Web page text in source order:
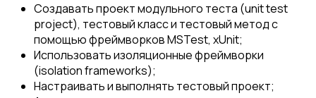
Создавать проект модульного теста (unit test
project), тестовый класс и тестовый метод с
помощью фреймворков MSTest, xUnit;
Использовать изоляционные фреймворки
(isolation frameworks);
Настраивать и выполнять тестовый проект;